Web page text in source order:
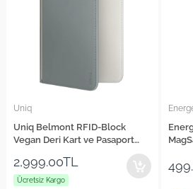
Uniq
Uniq Belmont RFID-Block
Vegan Deri Kart ve Pasaport
2,999.00TL
Ücretsiz Kargo